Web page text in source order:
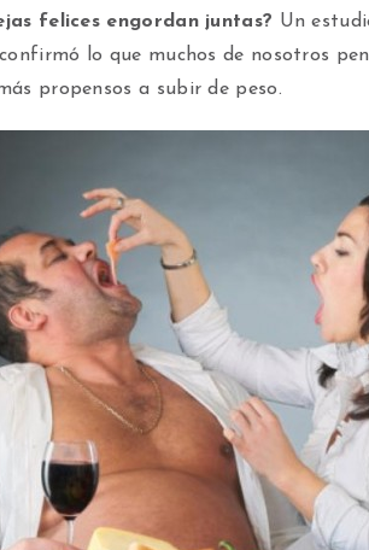
felices engordan juntas? Un
lo que muchos de nosotros
propensos a subir de peso.